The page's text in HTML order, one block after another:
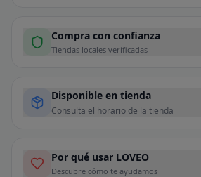
Compra con confianza
Tiendas locales verificadas
Disponible en tienda
Consulta el horario de la tienda
Por qué usar LOVEO
Descubre cómo te ayudamos